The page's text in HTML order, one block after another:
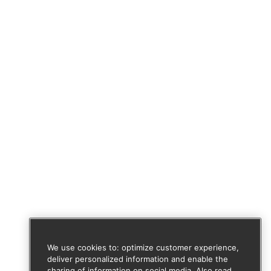
We use cookies to: optimize customer experience,
deliver personalized information and enable the